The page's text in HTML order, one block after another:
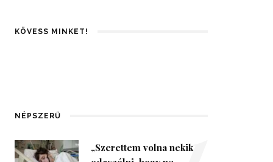
KÖVESS MINKET!
NÉPSZERŰ
„Szerettem volna nekik
1